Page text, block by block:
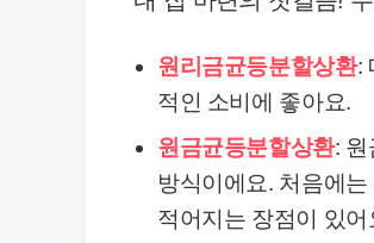
원리금균등분할상환:
적인 소비에 좋아요.
원금균등분할상환: 원
방식이에요. 처음에
적어지는 장점이 있어